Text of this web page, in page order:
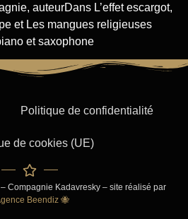
auteurDans L’effet escargot,
et Les mangues religieuses
et saxophone
Politique de confidentialité
de cookies (UE)
Compagnie Kadavresky – site réalisé par
Beendiz 🐝